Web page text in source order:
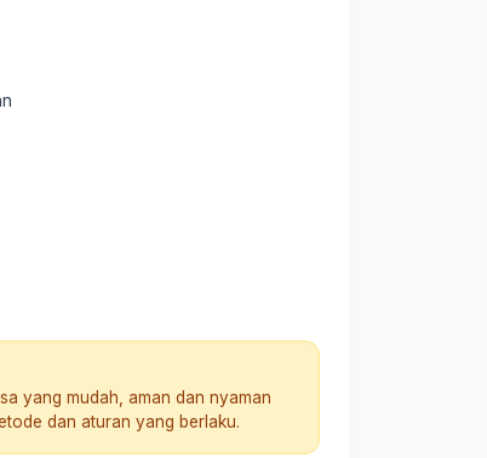
yang mudah, aman dan nyaman
dan aturan yang berlaku.